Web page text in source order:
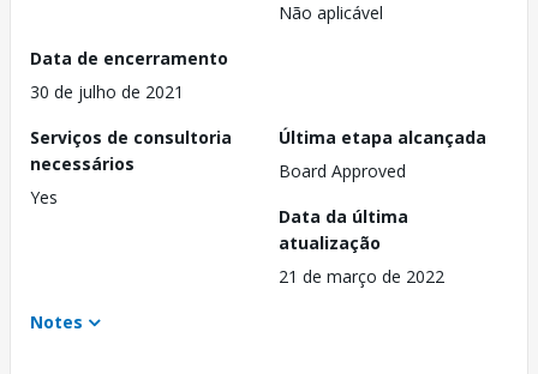
Não aplicável
Data de encerramento
30 de julho de 2021
Serviços de consultoria
necessários
Yes
Última etapa alcançada
Board Approved
Data da última
atualização
21 de março de 2022
Notes